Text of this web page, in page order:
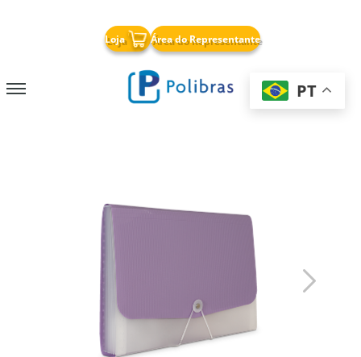
Loja Área do Representante
x
Soluções para Negócios
Chapas PP Corrugado
Folha Separadora
PT